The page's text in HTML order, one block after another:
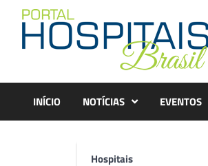
content
INÍCIO NOTÍCIAS
Hospitais
EVENTOS